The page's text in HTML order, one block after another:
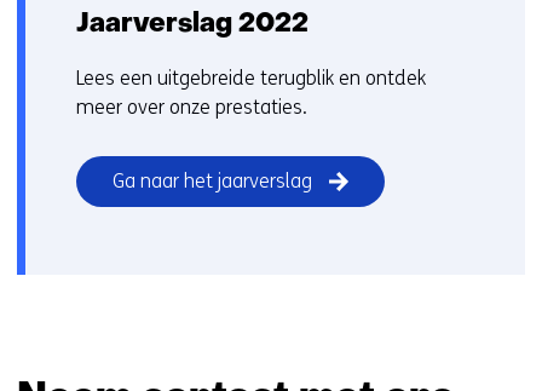
Jaarverslag 2022
Lees een uitgebreide terugblik en ontdek
meer over onze prestaties.
Ga naar het jaarverslag